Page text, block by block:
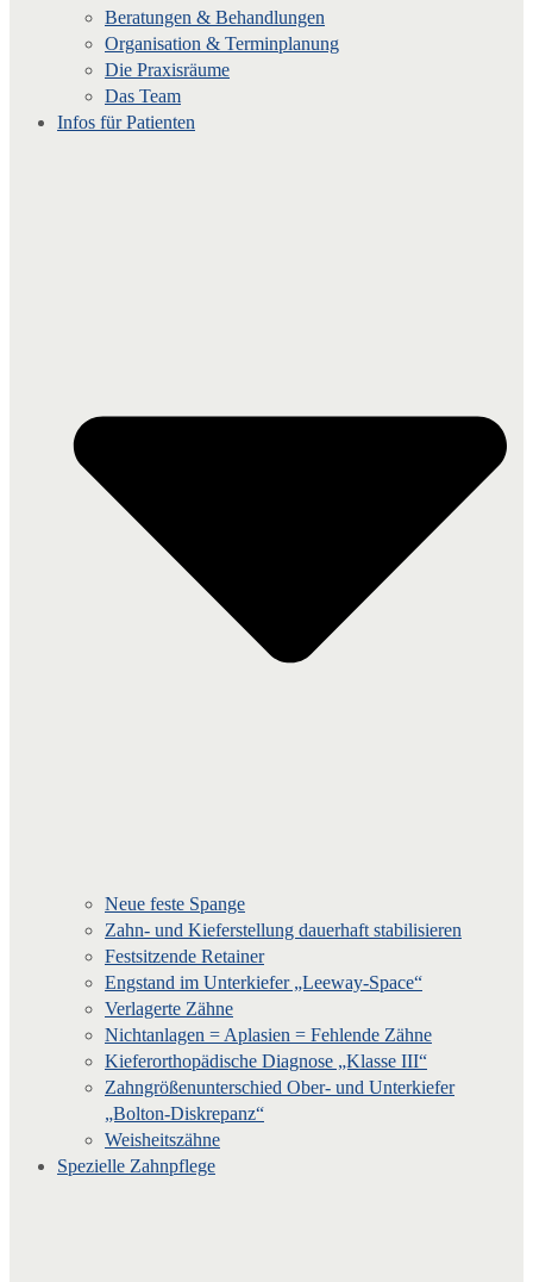
Beratungen & Behandlungen
Organisation & Terminplanung
Die Praxisräume
Das Team
Infos für Patienten
Neue feste Spange
Zahn- und Kieferstellung dauerhaft stabilisieren
Festsitzende Retainer
Engstand im Unterkiefer „Leeway-Space“
Verlagerte Zähne
Nichtanlagen = Aplasien = Fehlende Zähne
Kieferorthopädische Diagnose „Klasse III“
Zahngrößenunterschied Ober- und Unterkiefer
„Bolton-Diskrepanz“
Weisheitszähne
Spezielle Zahnpflege